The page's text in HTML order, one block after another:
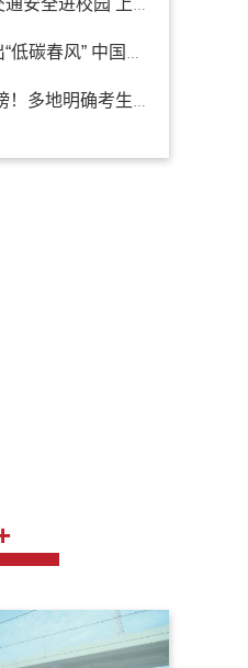
安全进校园 上
低碳春风” 中国行
！多地明确考生